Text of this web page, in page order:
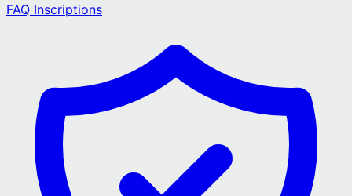
FAQ Inscriptions